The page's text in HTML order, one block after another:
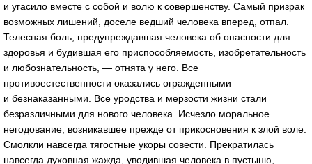
и угасило вместе с собой и волю к совершенству. Самый призрак
возможных лишений, доселе ведший человека вперед, отпал.
Телесная боль, предупреждавшая человека об опасности для
здоровья и будившая его приспособляемость, изобретательность
и любознательность, — отнята у него. Все
противоестественности оказались огражденными
и безнаказанными. Все уродства и мерзости жизни стали
безразличными для нового человека. Исчезло моральное
негодование, возникавшее прежде от прикосновения к злой воле.
Смолкли навсегда тягостные укоры совести. Прекратилась
навсегда духовная жажда, уводившая человека в пустыню,